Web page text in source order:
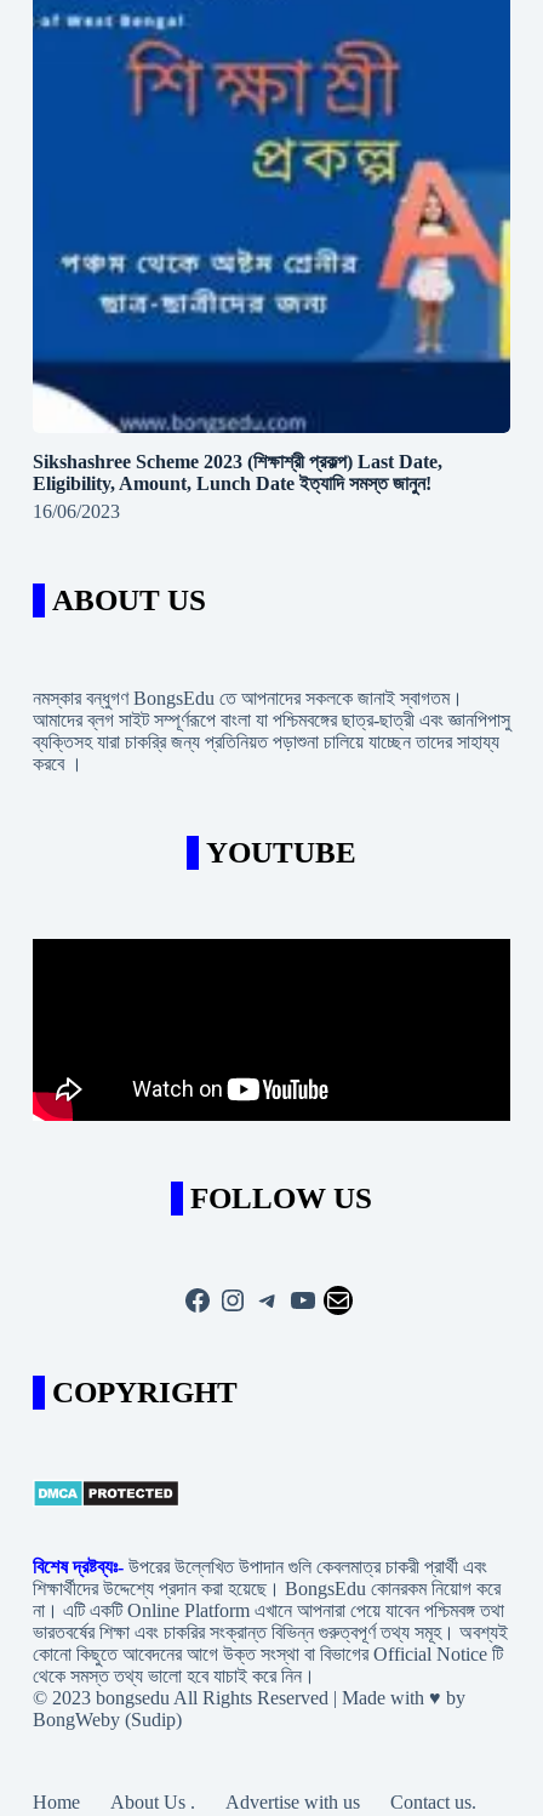
Sikshashree Scheme 2023 (শিক্ষাশ্রী প্রকল্প) Last Date,
Eligibility, Amount, Lunch Date ইত্যাদি সমস্ত জানুন!
16/06/2023
ABOUT US
নমস্কার বন্ধুগণ BongsEdu তে আপনাদের সকলকে জানাই স্বাগতম।
আমাদের ব্লগ সাইট সম্পূর্ণরূপে বাংলা যা পশ্চিমবঙ্গের ছাত্র-ছাত্রী এবং জ্ঞানপিপাসু
ব্যক্তিসহ যারা চাকরি্র জন্য প্রতিনিয়ত পড়াশুনা চালিয়ে যাচ্ছেন তাদের সাহায্য
করবে ।
YOUTUBE
FOLLOW US
Facebook
Instagram
Telegram
YouTube
Mail
COPYRIGHT
বিশেষ দ্রষ্টব্যঃ- উপরের উল্লেখিত উপাদান গুলি কেবলমাত্র চাকরী প্রার্থী এবং
শিক্ষার্থীদের উদ্দেশ্যে প্রদান করা হয়েছে। BongsEdu কোনরকম নিয়োগ করে
না। এটি একটি Online Platform এখানে আপনারা পেয়ে যাবেন পশ্চিমবঙ্গ তথা
ভারতবর্ষের শিক্ষা এবং চাকরির সংক্রান্ত বিভিন্ন গুরুত্বপূর্ণ তথ্য সমূহ। অবশ্যই
কোনো কিছুতে আবেদনের আগে উক্ত সংস্থা বা বিভাগের Official Notice টি
থেকে সমস্ত তথ্য ভালো হবে যাচাই করে নিন।
© 2023 bongsedu All Rights Reserved | Made with ♥ by
BongWeby (Sudip)
Home About Us . Advertise with us
Contact us.